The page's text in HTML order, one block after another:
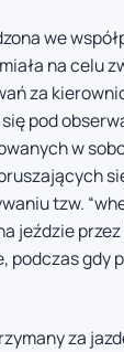
we
na celu
za
pod
w
tzw.
jeździe
podczas gdy
za